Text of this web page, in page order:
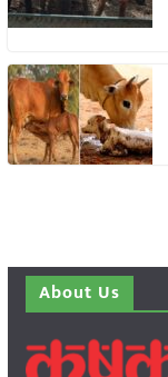
About Us